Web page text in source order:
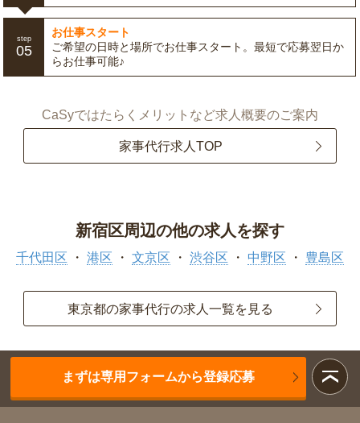
step
05
お仕事スタート
ご希望の日時と場所でお仕事スタート。最短で応募翌日か
らお仕事可能♪
CaSyではたらくメリットなど求人概要のご案内
家事代行求人TOP
新宿区周辺の他の求人を探す
千代田区 港区 文京区 渋谷区 中野区 豊島区
東京都の家事代行の求人一覧を見る
まずは専用フォームから登録応募